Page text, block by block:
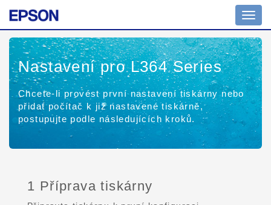
Nastavení pro L364 Series
Chcete-li provést první nastavení tiskárny nebo
přidat počítač k již nastavené tiskárně,
postupujte podle následujících kroků.
1 Příprava tiskárny